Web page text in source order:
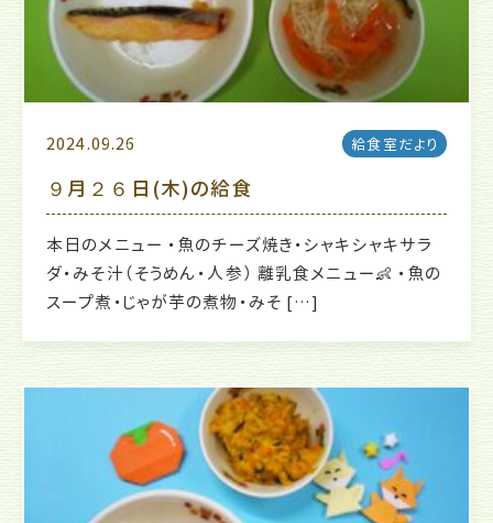
2024.09.26 給食室だより
９月２６日(木)の給食
本日のメニュー ・魚のチーズ焼き・シャキシャキサラ
ダ・みそ汁（そうめん・人参） 離乳食メニュー👶 ・魚の
スープ煮・じゃが芋の煮物・みそ […]